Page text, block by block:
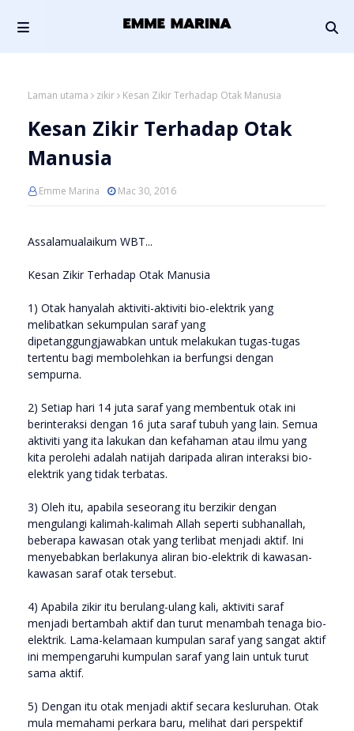
Laman utama zikir Kesan Zikir Terhadap Otak Manusia
Kesan Zikir Terhadap Otak
Manusia
Emme Marina Mac 30, 2016
Assalamualaikum WBT...
Kesan Zikir Terhadap Otak Manusia
1) Otak hanyalah aktiviti-aktiviti bio-elektrik yang
melibatkan sekumpulan saraf yang
dipetanggungjawabkan untuk melakukan tugas-tugas
tertentu bagi membolehkan ia berfungsi dengan
sempurna.
2) Setiap hari 14 juta saraf yang membentuk otak ini
berinteraksi dengan 16 juta saraf tubuh yang lain. Semua
aktiviti yang ita lakukan dan kefahaman atau ilmu yang
kita perolehi adalah natijah daripada aliran interaksi bio-
elektrik yang tidak terbatas.
3) Oleh itu, apabila seseorang itu berzikir dengan
mengulangi kalimah-kalimah Allah seperti subhanallah,
beberapa kawasan otak yang terlibat menjadi aktif. Ini
menyebabkan berlakunya aliran bio-elektrik di kawasan-
kawasan saraf otak tersebut.
4) Apabila zikir itu berulang-ulang kali, aktiviti saraf
menjadi bertambah aktif dan turut menambah tenaga bio-
elektrik. Lama-kelamaan kumpulan saraf yang sangat aktif
ini mempengaruhi kumpulan saraf yang lain untuk turut
sama aktif.
5) Dengan itu otak menjadi aktif secara kesluruhan. Otak
mula memahami perkara baru, melihat dari perspektif